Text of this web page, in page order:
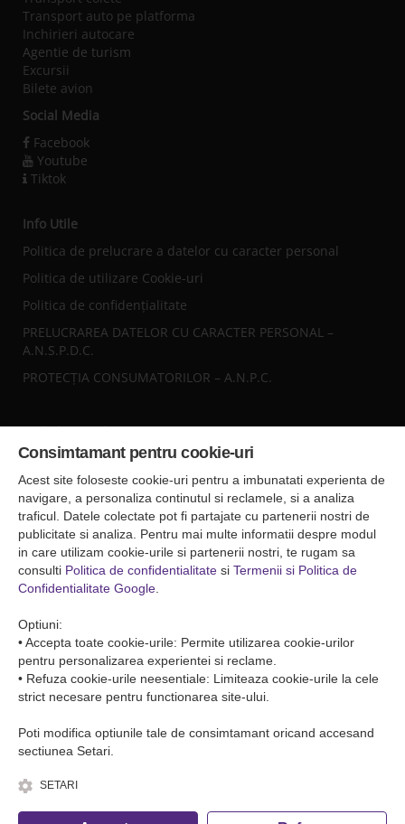
Transport auto pe platforma
Inchirieri autocare
Agentie de turism
Excursii
Bilete avion
Social Media
Facebook
Youtube
Tiktok
Info Utile
Politica de prelucrare a datelor cu caracter personal
Politica de utilizare Cookie-uri
Politica de confidențialitate
PRELUCRAREA DATELOR CU CARACTER PERSONAL –
A.N.S.P.D.C.
PROTECȚIA CONSUMATORILOR – A.N.P.C.
Sediul central
Falticeni ( Autogara Romfour )
str. Plutonier Ghiniţă nr.8, Fălticeni, judeţul Suceava
0040374557200
Condiții de Transport
Condițiile de transport colete
Condițiile de transport persone
Consimtamant pentru cookie-uri
Acest site foloseste cookie-uri pentru a imbunatati experienta de
navigare, a personaliza continutul si reclamele, si a analiza
traficul. Datele colectate pot fi partajate cu partenerii nostri de
publicitate si analiza. Pentru mai multe informatii despre modul
in care utilizam cookie-urile si partenerii nostri, te rugam sa
consulti Politica de confidentialitate si Termenii si Politica de
Confidentialitate Google
Optiuni:
• Accepta toate cookie-urile: Permite utilizarea cookie-urilor
pentru personalizarea experientei si reclame.
• Refuza cookie-urile neesentiale: Limiteaza cookie-urile la cele
strict necesare pentru functionarea site-ului.
Poti modifica optiunile tale de consimtamant oricand accesand
sectiunea Setari.
SETARI